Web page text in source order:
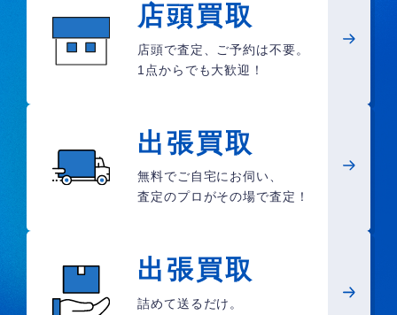
店頭買取
店頭で査定、ご予約は不要。
1点からでも大歓迎！
出張買取
無料でご自宅にお伺い、
査定のプロがその場で査定！
出張買取
詰めて送るだけ。